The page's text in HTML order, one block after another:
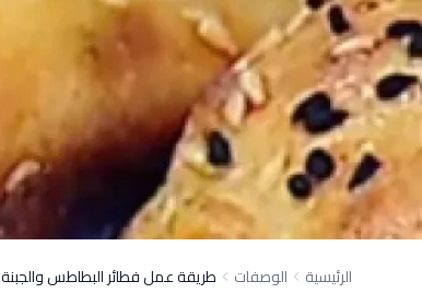
الرئيسية الوصفات طريقة عمل فطائر البطاطس والجبنة